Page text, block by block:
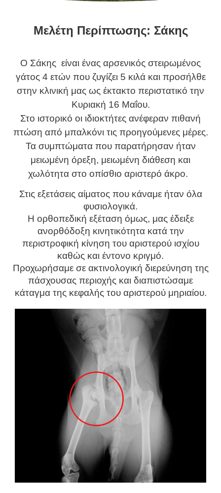
Μελέτη Περίπτωσης: Σάκης
Ο Σάκης είναι ένας αρσενικός στειρωμένος
γάτος 4 ετών που ζυγίζει 5 κιλά και προσήλθε
στην κλινική μας ως έκτακτο περιστατικό την
Κυριακή 16 Μαΐου.
Στο ιστορικό οι ιδιοκτήτες ανέφεραν πιθανή
πτώση από μπαλκόνι τις προηγούμενες μέρες.
Τα συμπτώματα που παρατήρησαν ήταν
μειωμένη όρεξη, μειωμένη διάθεση και
χωλότητα στο οπίσθιο αριστερό άκρο.
Στις εξετάσεις αίματος που κάναμε ήταν όλα
φυσιολογικά.
Η ορθοπεδική εξέταση όμως, μας έδειξε
ανορθόδοξη κινητικότητα κατά την
περιστροφική κίνηση του αριστερού ισχίου
καθώς και έντονο κριγμό.
Προχωρήσαμε σε ακτινολογική διερεύνηση της
πάσχουσας περιοχής και διαπιστώσαμε
κάταγμα της κεφαλής του αριστερού μηριαίου.